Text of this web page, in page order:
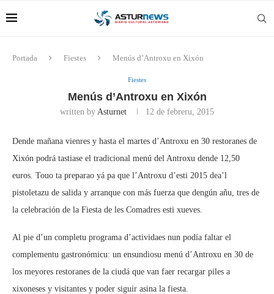
Portada Fiestes Menús d’Antroxu en Xixón
Fiestes
Menús d’Antroxu en Xixón
written by Asturnet 12 de febreru, 2015
Dende mañana vienres y hasta el martes d’Antroxu en 30 restoranes de
Xixón podrá tastiase el tradicional menú del Antroxu dende 12,50
euros. Touo ta preparao yá pa que l’Antroxu d’esti 2015 dea’l
pistoletazu de salida y arranque con más fuerza que dengún añu, tres de
la celebración de la Fiesta de les Comadres esti xueves.
Al pie d’un completu programa d’actividaes nun podía faltar el
complementu gastronómicu: un ensundiosu menú d’Antroxu en 30 de
los meyores restoranes de la ciudá que van faer recargar piles a
xixoneses y visitantes y poder siguir asina la fiesta.